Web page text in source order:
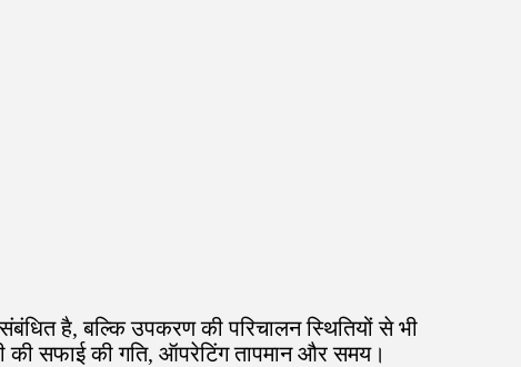
है, बल्कि उपकरण की परिचालन स्थितियों से भी
सफाई की गति, ऑपरेटिंग तापमान और समय।